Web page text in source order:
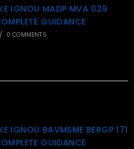
IGNOU MADP MVA 029
GUIDANCE
/ 0 COMMENTS
IGNOU BAVMSME BERGP 171
GUIDANCE